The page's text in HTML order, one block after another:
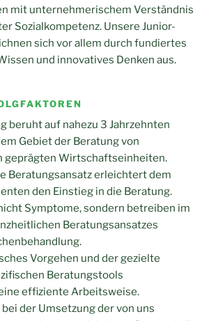
mit unternehmerischem Verständnis
Sozialkompetenz. Unsere Junior-
sich vor allem durch fundiertes
und innovatives Denken aus.
beruht auf nahezu 3 Jahrzehnten
Gebiet der Beratung von
geprägten Wirtschaftseinheiten.
Beratungsansatz erleichtert dem
den Einstieg in die Beratung.
Symptome, sondern betreiben im
Beratungsansatzes
Vorgehen und der gezielte
Beratungstools
effiziente Arbeitsweise.
der Umsetzung der von uns